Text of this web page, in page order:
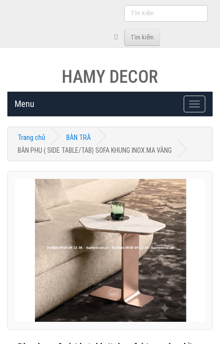
Tìm
kiếm
Tìm kiếm
HAMY DECOR
Toggle
Menu
Trang chủ
BÀN TRÀ
BÀN PHỤ ( SIDE TABLE/TAB) SOFA KHUNG INOX MẠ VÀNG